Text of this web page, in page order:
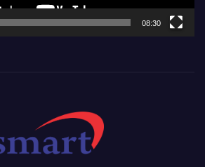
08:30